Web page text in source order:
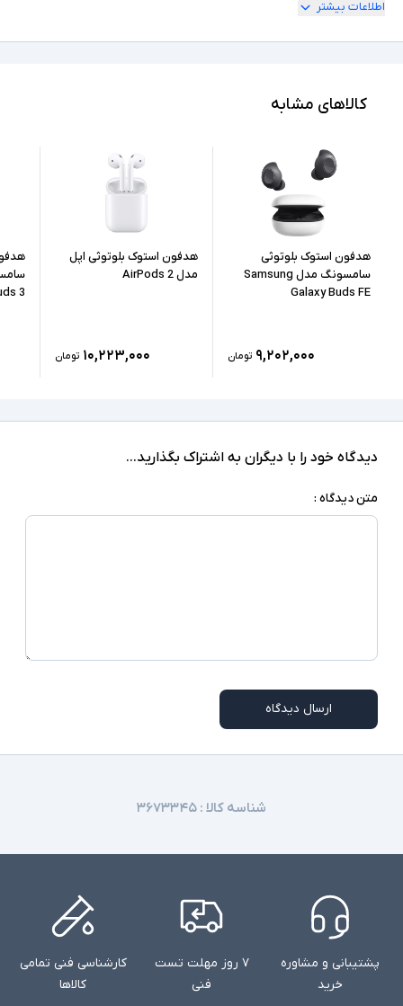
قابلیت شارژ
اطلاعات بیشتر
کالاهای مشابه
هدفون استوک بلوتوثی
سامسونگ مدل Samsung
Galaxy Buds FE
۹,۲۰۲,۰۰۰ تومان
هدفون استوک بلوتوثی اپل
مدل AirPods 2
۱۰,۲۲۳,۰۰۰ تومان
3
دیدگاه خود را با دیگران به اشتراک بگذارید...
متن دیدگاه :
ارسال دیدگاه
شناسه کالا : ۳۶۷۳۳۴۵
پشتیبانی و مشاوره
خرید
۷ روز مهلت تست
فنی
کارشناسی فنی تمامی
کالاها